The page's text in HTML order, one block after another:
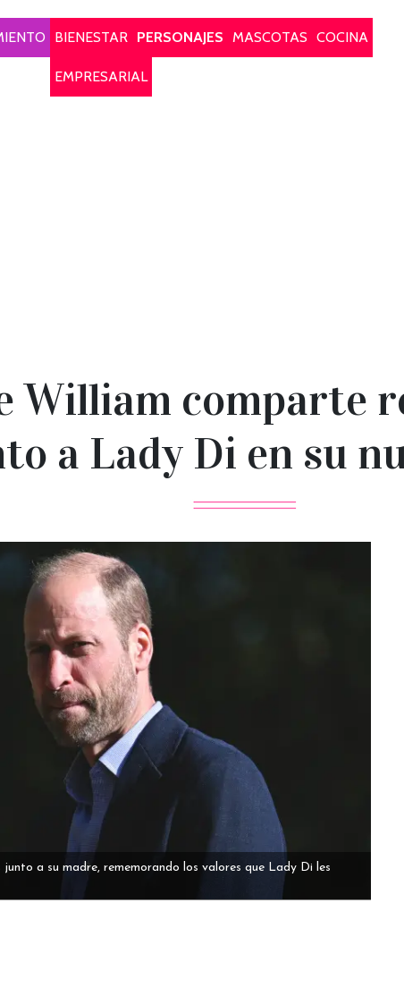
BIENESTAR PERSONAJES MASCOTAS COCINA
EMPRESARIAL
William comparte
a Lady Di en su
a su madre, rememorando los valores que Lady Di les